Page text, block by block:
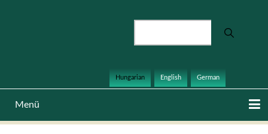
Hungarian English German
Menü